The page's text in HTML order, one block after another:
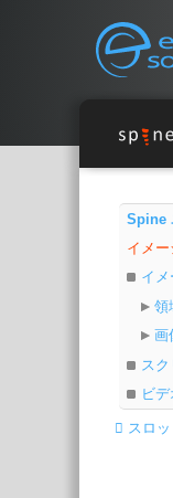
Main
Spine
イメー
イメ
領
画
スク
ビデ
スロッ